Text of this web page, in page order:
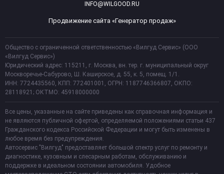
INFO@WILGOOD.RU
Продвижение сайта «Генератор продаж»
Общество с ограниченной ответственностью «Вилгуд Сервис» (ООО
«Вилгуд Сервис»)
Юридический адрес: 115211, г. Москва, вн. тер. г. муниципальный округ
Москворечье-Сабурово, Ш. Каширское, д. 55, к. 5, помещ. 1/1.
ИНН: 7724435560, КПП: 772401001, ОГРН: 1187746366807, ОКПО:
28118921; ОКТМО: 45918000000
Все цены, указанные на сайте приведены как справочная информация и
не являются публичной офертой, определяемой положениями статьи 437
Гражданского кодекса Российской Федерации и могут быть изменены в
любое время без предупреждения.
Автосервис "Вилгуд" предоставляет большой спектр услуг по ремонту и
диагностике, кузовным и слесарным работам, обслуживанию и
поддержке в идеальном состоянии автомобиля. Удобное